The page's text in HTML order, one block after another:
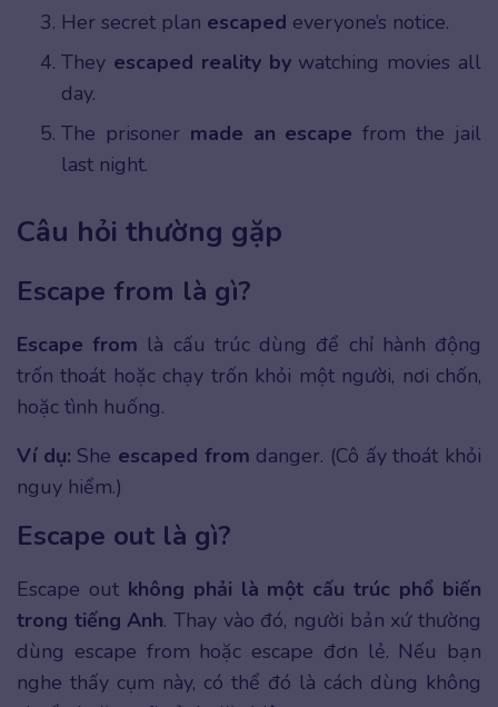
Her secret plan escaped everyone’s notice.
They escaped reality bywatching movies all
day.
The prisoner made an escape from the jail
last night.
Câu hỏi thường gặp
Escape from là gì?
Escape from là cấu trúc dùng để chỉ hành động
trốn thoát hoặc chạy trốn khỏi một người, nơi chốn,
hoặc tình huống.
Ví dụ: She escaped from danger. (Cô ấy thoát khỏi
nguy hiểm.)
Escape out là gì?
Escape out không phải là một cấu trúc phổ biến
trong tiếng Anh. Thay vào đó, người bản xứ thường
dùng escape from hoặc escape đơn lẻ. Nếu bạn
nghe thấy cụm này, có thể đó là cách dùng không